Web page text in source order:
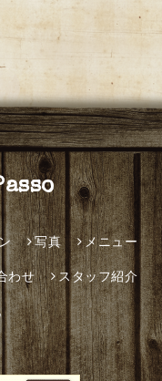
写真 メニュー
わせ スタッフ紹介